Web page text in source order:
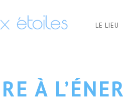
LE LIEU
À